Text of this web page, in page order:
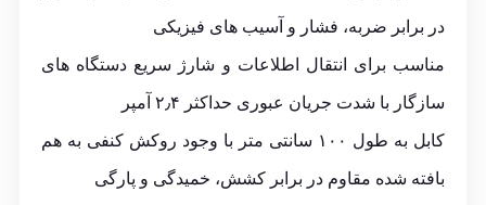
در برابر ضربه، فشار و آسیب های فیزیکی
مناسب برای انتقال اطلاعات و شارژ سریع دستگاه های
سازگار با شدت جریان عبوری حداکثر ۲٫۴ آمپر
کابل به طول ۱۰۰ سانتی متر با وجود روکش کنفی به هم
بافته شده مقاوم در برابر کشش، خمیدگی و پارگی